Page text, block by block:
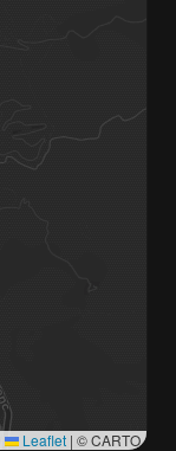
Leaflet | © CARTO